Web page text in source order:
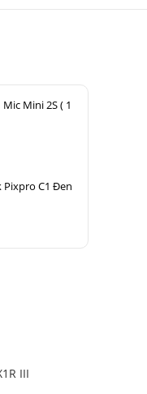
Mini 2S ( 1
Pixpro C1 Đen
III